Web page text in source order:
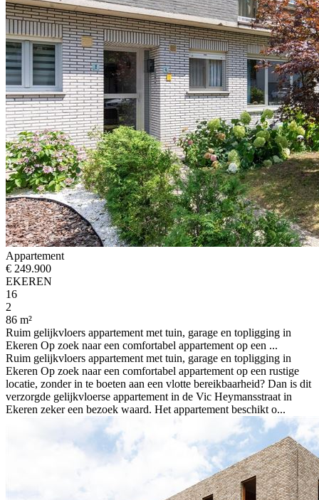
Appartement
€ 249.900
EKEREN
16
2
86 m²
Ruim gelijkvloers appartement met tuin, garage en topligging in
Ekeren Op zoek naar een comfortabel appartement op een ...
Ruim gelijkvloers appartement met tuin, garage en topligging in
Ekeren Op zoek naar een comfortabel appartement op een rustige
locatie, zonder in te boeten aan een vlotte bereikbaarheid? Dan is dit
verzorgde gelijkvloerse appartement in de Vic Heymansstraat in
Ekeren zeker een bezoek waard. Het appartement beschikt o...